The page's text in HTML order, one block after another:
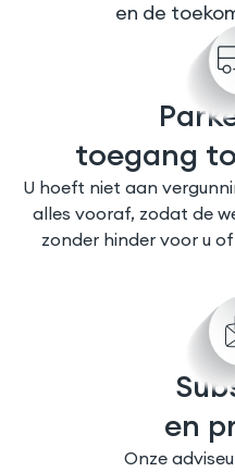
en de
toegang
U hoeft niet aan
alles vooraf, zodat de
zonder hinder voor u
en
Onze